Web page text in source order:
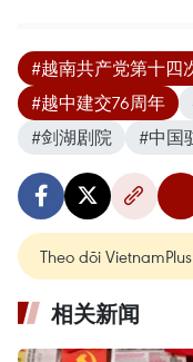
#越南共产党第十四
#越中建交76周年
#剑湖剧院
#中国
Theo dõi VietnamPlus
相关新闻